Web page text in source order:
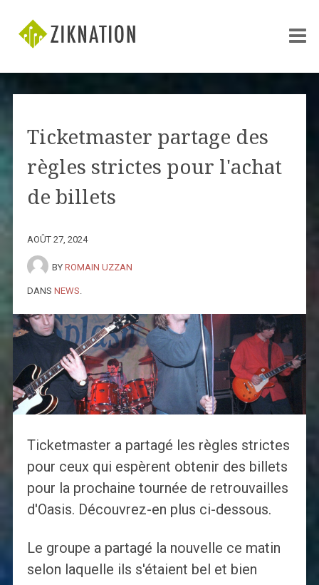
Ticketmaster partage des
règles strictes pour l'achat
de billets
AOÛT 27, 2024
BY ROMAIN UZZAN
DANS NEWS
Ticketmaster a partagé les règles strictes
pour ceux qui espèrent obtenir des billets
pour la prochaine tournée de retrouvailles
d'Oasis. Découvrez-en plus ci-dessous.
Le groupe a partagé la nouvelle ce matin
selon laquelle ils s'étaient bel et bien